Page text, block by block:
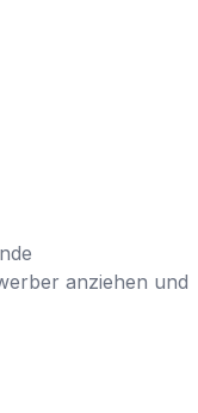
anziehen und